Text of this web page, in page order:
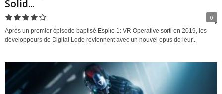
Solid...
0
Après un premier épisode baptisé Espire 1: VR Operative sorti en 2019, les
développeurs de Digital Lode reviennent avec un nouvel opus de leur...